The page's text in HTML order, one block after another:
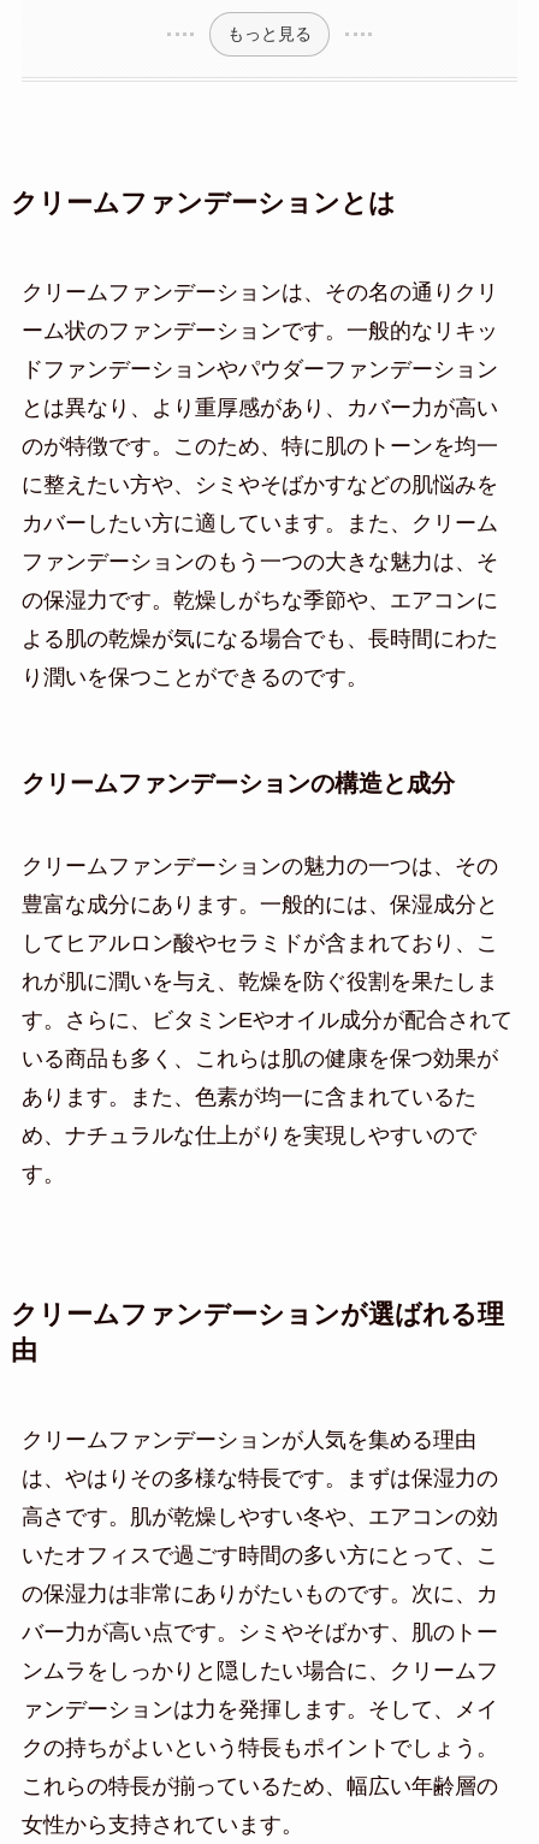
もっと見る
クリームファンデーションとは
クリームファンデーションは、その名の通りクリ
ーム状のファンデーションです。一般的なリキッ
ドファンデーションやパウダーファンデーション
とは異なり、より重厚感があり、カバー力が高い
のが特徴です。このため、特に肌のトーンを均一
に整えたい方や、シミやそばかすなどの肌悩みを
カバーしたい方に適しています。また、クリーム
ファンデーションのもう一つの大きな魅力は、そ
の保湿力です。乾燥しがちな季節や、エアコンに
よる肌の乾燥が気になる場合でも、長時間にわた
り潤いを保つことができるのです。
クリームファンデーションの構造と成分
クリームファンデーションの魅力の一つは、その
豊富な成分にあります。一般的には、保湿成分と
してヒアルロン酸やセラミドが含まれており、こ
れが肌に潤いを与え、乾燥を防ぐ役割を果たしま
す。さらに、ビタミンEやオイル成分が配合されて
いる商品も多く、これらは肌の健康を保つ効果が
あります。また、色素が均一に含まれているた
め、ナチュラルな仕上がりを実現しやすいので
す。
クリームファンデーションが選ばれる理
由
クリームファンデーションが人気を集める理由
は、やはりその多様な特長です。まずは保湿力の
高さです。肌が乾燥しやすい冬や、エアコンの効
いたオフィスで過ごす時間の多い方にとって、こ
の保湿力は非常にありがたいものです。次に、カ
バー力が高い点です。シミやそばかす、肌のトー
ンムラをしっかりと隠したい場合に、クリームフ
ァンデーションは力を発揮します。そして、メイ
クの持ちがよいという特長もポイントでしょう。
これらの特長が揃っているため、幅広い年齢層の
女性から支持されています。